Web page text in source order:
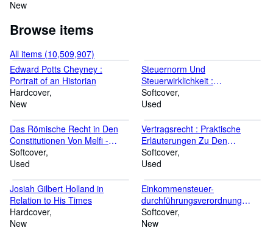
New
Browse items
All items (10,509,907)
Edward Potts Cheyney :
Portrait of an Historian
Hardcover
New
Steuernorm Und
Steuerwirklichkeit :
Steuertechnik Und
Steuerpraxis in Frankreich,
Deutschland -Language:
german
Softcover
Used
Das Römische Recht in Den
Constitutionen Von Melfi -
Language: german
Softcover
Used
Vertragsrecht : Praktische
Erläuterungen Zu Den
Wichtigsten Schuldrechtlichen
Vorschriften Des Bürgerlichen
Language: german
Softcover
Used
Josiah Gilbert Holland in
Relation to His Times
Hardcover
New
Einkommensteuer-
durchführungsverordnung
Estdv 1957 : Unter
Berücksichtigung Der 2.
Softcover
New